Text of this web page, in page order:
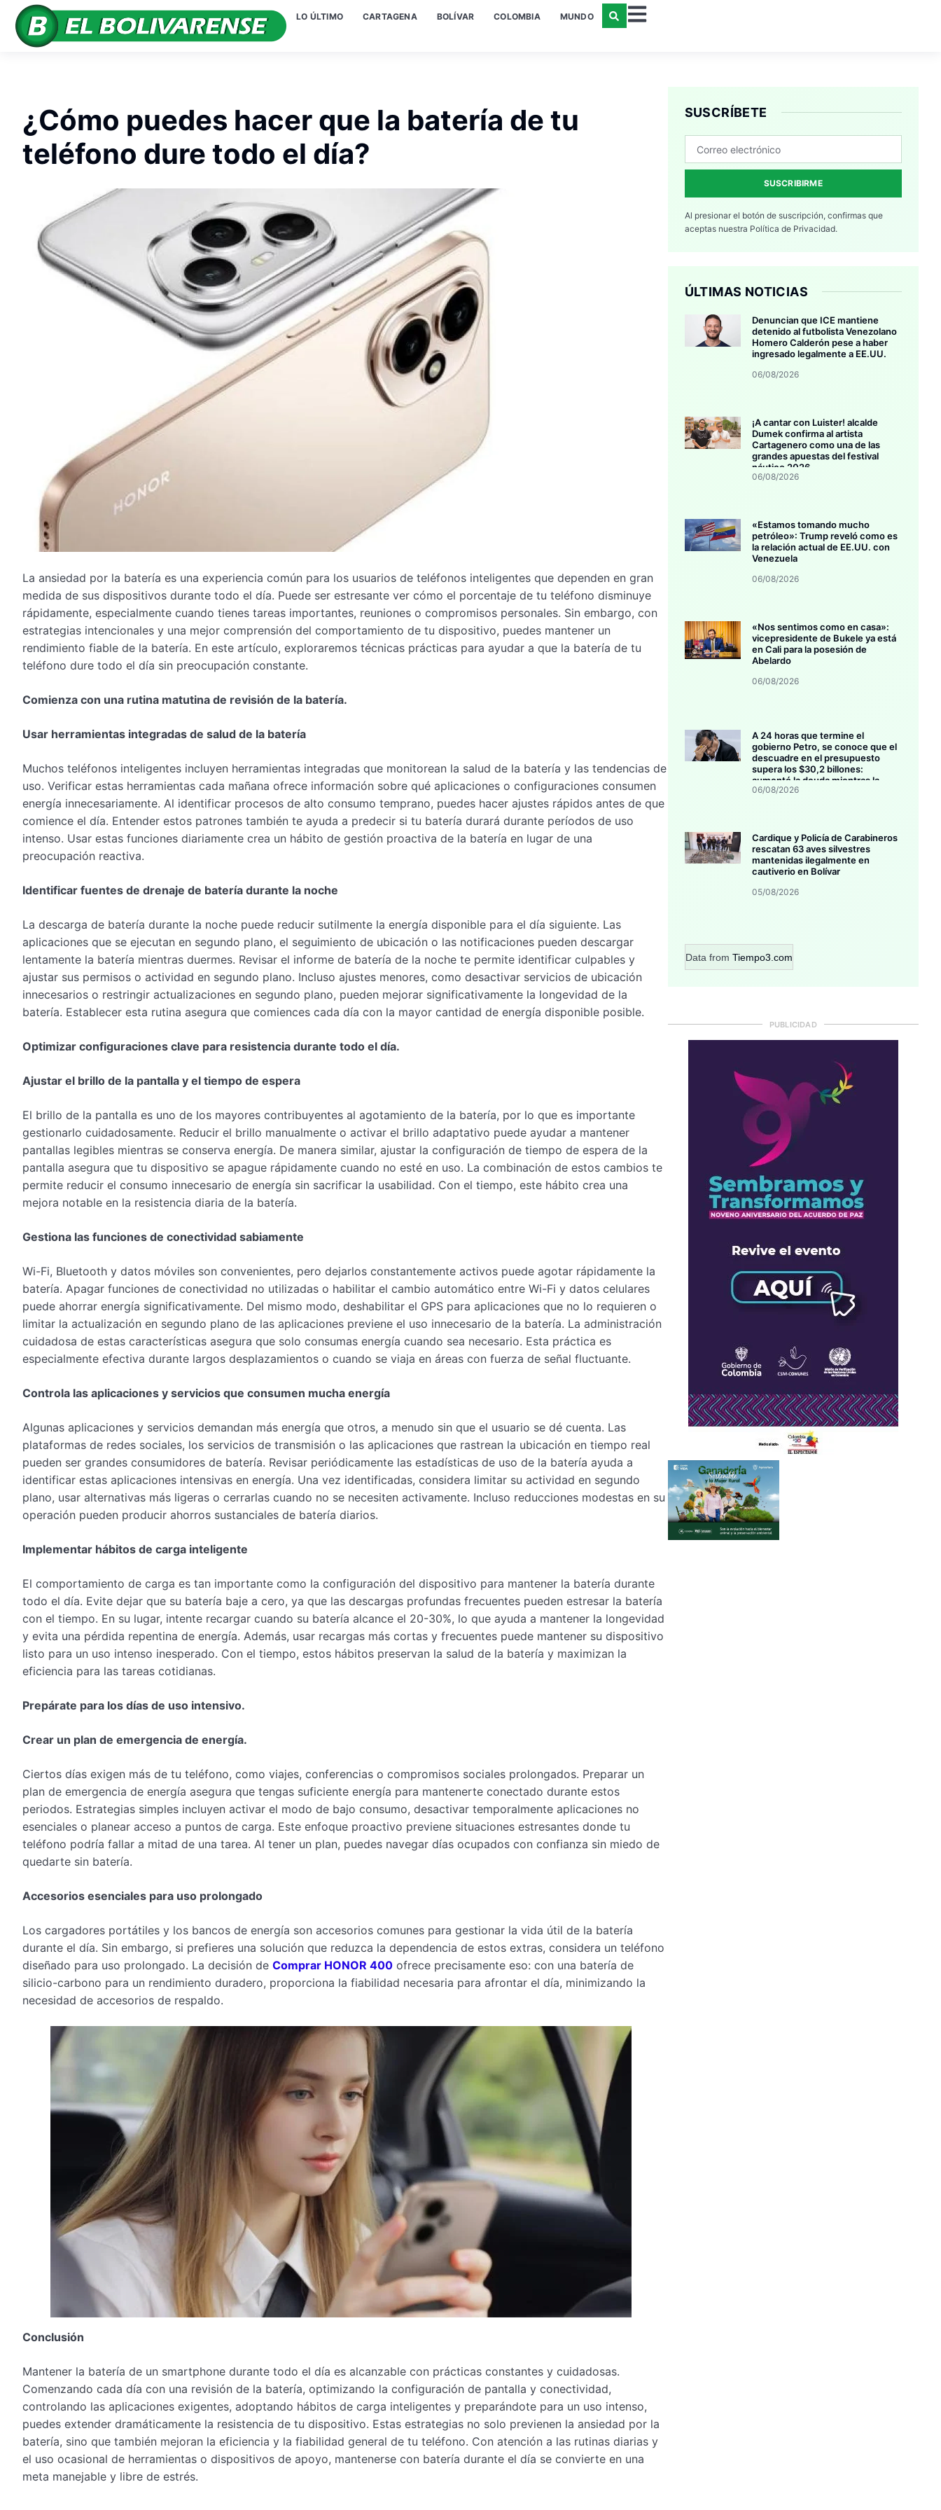
LO ÚLTIMO CARTAGENA BOLÍVAR COLOMBIA MUNDO
¿Cómo puedes hacer que la batería de tu
teléfono dure todo el día?
La ansiedad por la batería es una experiencia común para los usuarios de teléfonos inteligentes que dependen en gran
medida de sus dispositivos durante todo el día. Puede ser estresante ver cómo el porcentaje de tu teléfono disminuye
rápidamente, especialmente cuando tienes tareas importantes, reuniones o compromisos personales. Sin embargo, con
estrategias intencionales y una mejor comprensión del comportamiento de tu dispositivo, puedes mantener un
rendimiento fiable de la batería. En este artículo, exploraremos técnicas prácticas para ayudar a que la batería de tu
teléfono dure todo el día sin preocupación constante.
Comienza con una rutina matutina de revisión de la batería.
Usar herramientas integradas de salud de la batería
Muchos teléfonos inteligentes incluyen herramientas integradas que monitorean la salud de la batería y las tendencias de
uso. Verificar estas herramientas cada mañana ofrece información sobre qué aplicaciones o configuraciones consumen
energía innecesariamente. Al identificar procesos de alto consumo temprano, puedes hacer ajustes rápidos antes de que
comience el día. Entender estos patrones también te ayuda a predecir si tu batería durará durante períodos de uso
intenso. Usar estas funciones diariamente crea un hábito de gestión proactiva de la batería en lugar de una
preocupación reactiva.
Identificar fuentes de drenaje de batería durante la noche
La descarga de batería durante la noche puede reducir sutilmente la energía disponible para el día siguiente. Las
aplicaciones que se ejecutan en segundo plano, el seguimiento de ubicación o las notificaciones pueden descargar
lentamente la batería mientras duermes. Revisar el informe de batería de la noche te permite identificar culpables y
ajustar sus permisos o actividad en segundo plano. Incluso ajustes menores, como desactivar servicios de ubicación
innecesarios o restringir actualizaciones en segundo plano, pueden mejorar significativamente la longevidad de la
batería. Establecer esta rutina asegura que comiences cada día con la mayor cantidad de energía disponible posible.
Optimizar configuraciones clave para resistencia durante todo el día.
Ajustar el brillo de la pantalla y el tiempo de espera
El brillo de la pantalla es uno de los mayores contribuyentes al agotamiento de la batería, por lo que es importante
gestionarlo cuidadosamente. Reducir el brillo manualmente o activar el brillo adaptativo puede ayudar a mantener
pantallas legibles mientras se conserva energía. De manera similar, ajustar la configuración de tiempo de espera de la
pantalla asegura que tu dispositivo se apague rápidamente cuando no esté en uso. La combinación de estos cambios te
permite reducir el consumo innecesario de energía sin sacrificar la usabilidad. Con el tiempo, este hábito crea una
mejora notable en la resistencia diaria de la batería.
Gestiona las funciones de conectividad sabiamente
Wi-Fi, Bluetooth y datos móviles son convenientes, pero dejarlos constantemente activos puede agotar rápidamente la
batería. Apagar funciones de conectividad no utilizadas o habilitar el cambio automático entre Wi-Fi y datos celulares
puede ahorrar energía significativamente. Del mismo modo, deshabilitar el GPS para aplicaciones que no lo requieren o
limitar la actualización en segundo plano de las aplicaciones previene el uso innecesario de la batería. La administración
cuidadosa de estas características asegura que solo consumas energía cuando sea necesario. Esta práctica es
especialmente efectiva durante largos desplazamientos o cuando se viaja en áreas con fuerza de señal fluctuante.
Controla las aplicaciones y servicios que consumen mucha energía
Algunas aplicaciones y servicios demandan más energía que otros, a menudo sin que el usuario se dé cuenta. Las
plataformas de redes sociales, los servicios de transmisión o las aplicaciones que rastrean la ubicación en tiempo real
pueden ser grandes consumidores de batería. Revisar periódicamente las estadísticas de uso de la batería ayuda a
identificar estas aplicaciones intensivas en energía. Una vez identificadas, considera limitar su actividad en segundo
plano, usar alternativas más ligeras o cerrarlas cuando no se necesiten activamente. Incluso reducciones modestas en su
operación pueden producir ahorros sustanciales de batería diarios.
Implementar hábitos de carga inteligente
El comportamiento de carga es tan importante como la configuración del dispositivo para mantener la batería durante
todo el día. Evite dejar que su batería baje a cero, ya que las descargas profundas frecuentes pueden estresar la batería
con el tiempo. En su lugar, intente recargar cuando su batería alcance el 20-30%, lo que ayuda a mantener la longevidad
y evita una pérdida repentina de energía. Además, usar recargas más cortas y frecuentes puede mantener su dispositivo
listo para un uso intenso inesperado. Con el tiempo, estos hábitos preservan la salud de la batería y maximizan la
eficiencia para las tareas cotidianas.
Prepárate para los días de uso intensivo.
Crear un plan de emergencia de energía.
Ciertos días exigen más de tu teléfono, como viajes, conferencias o compromisos sociales prolongados. Preparar un
plan de emergencia de energía asegura que tengas suficiente energía para mantenerte conectado durante estos
periodos. Estrategias simples incluyen activar el modo de bajo consumo, desactivar temporalmente aplicaciones no
esenciales o planear acceso a puntos de carga. Este enfoque proactivo previene situaciones estresantes donde tu
teléfono podría fallar a mitad de una tarea. Al tener un plan, puedes navegar días ocupados con confianza sin miedo de
quedarte sin batería.
Accesorios esenciales para uso prolongado
Los cargadores portátiles y los bancos de energía son accesorios comunes para gestionar la vida útil de la batería
durante el día. Sin embargo, si prefieres una solución que reduzca la dependencia de estos extras, considera un teléfono
diseñado para uso prolongado. La decisión de Comprar HONOR 400 ofrece precisamente eso: con una batería de
silicio-carbono para un rendimiento duradero, proporciona la fiabilidad necesaria para afrontar el día, minimizando la
necesidad de accesorios de respaldo.
Conclusión
Mantener la batería de un smartphone durante todo el día es alcanzable con prácticas constantes y cuidadosas.
Comenzando cada día con una revisión de la batería, optimizando la configuración de pantalla y conectividad,
controlando las aplicaciones exigentes, adoptando hábitos de carga inteligentes y preparándote para un uso intenso,
puedes extender dramáticamente la resistencia de tu dispositivo. Estas estrategias no solo previenen la ansiedad por la
batería, sino que también mejoran la eficiencia y la fiabilidad general de tu teléfono. Con atención a las rutinas diarias y
el uso ocasional de herramientas o dispositivos de apoyo, mantenerse con batería durante el día se convierte en una
meta manejable y libre de estrés.
SUSCRÍBETE
SUSCRIBIRME
Al presionar el botón de suscripción, confirmas que
aceptas nuestra Política de Privacidad.
ÚLTIMAS NOTICIAS
Denuncian que ICE mantiene
detenido al futbolista Venezolano
Homero Calderón pese a haber
ingresado legalmente a EE.UU.
06/08/2026
¡A cantar con Luister! alcalde
Dumek confirma al artista
Cartagenero como una de las
grandes apuestas del festival
náutico 2026
06/08/2026
«Estamos tomando mucho
petróleo»: Trump reveló como es
la relación actual de EE.UU. con
Venezuela
06/08/2026
«Nos sentimos como en casa»:
vicepresidente de Bukele ya está
en Cali para la posesión de
Abelardo
06/08/2026
A 24 horas que termine el
gobierno Petro, se conoce que el
descuadre en el presupuesto
supera los $30,2 billones:
aumentó la deuda mientras la
inversión se estanca
06/08/2026
Cardique y Policía de Carabineros
rescatan 63 aves silvestres
mantenidas ilegalmente en
cautiverio en Bolívar
05/08/2026
Data from Tiempo3.com
PUBLICIDAD